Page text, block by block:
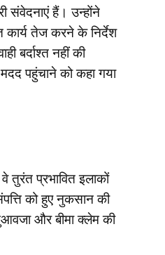
संवेदनाएं हैं। उन्होंने
कार्य तेज करने के निर्देश
बर्दाश्त नहीं की
पहुंचाने को कहा गया
तुरंत प्रभावित इलाकों
को हुए नुकसान की
और बीमा क्लेम की